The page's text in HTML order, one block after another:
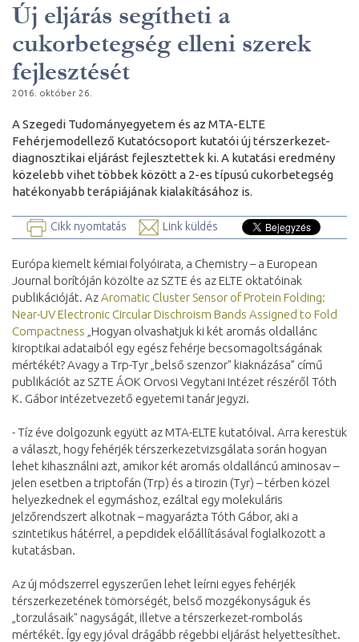
Új eljárás segítheti a
cukorbetegség elleni szerek
fejlesztését
2016. október 26.
A Szegedi Tudományegyetem és az MTA-ELTE
Fehérjemodellező Kutatócsoport kutatói új térszerkezet-
diagnosztikai eljárást fejlesztettek ki. A kutatási eredmény
közelebb vihet többek között a 2-es típusú cukorbetegség
hatékonyabb terápiájának kialakításához is.
Cikk nyomtatás Link küldés
Európa kiemelt kémiai folyóirata, a Chemistry – a European
Journal borítóján közölte az SZTE és az ELTE oktatóinak
publikációját. AzAromatic Cluster Sensor of Protein Folding:
Near-UV Electronic Circular Dischroism Bands Assigned to Fold
Compactness „Hogyan olvashatjuk ki két aromás oldallánc
kiroptikai adataiból egy egész fehérje becsomagoltságának
mértékét? Avagy a Trp-Tyr „belső szenzor" kiaknázása” című
publikációt az SZTE ÁOK Orvosi Vegytani Intézet részéről Tóth
K. Gábor intézetvezető egyetemi tanár jegyzi.
- Tíz éve dolgozunk együtt az MTA-ELTE kutatóival. Arra kerestük
a választ, hogy fehérjék térszerkezetvizsgálata során hogyan
lehet kihasználni azt, amikor két aromás oldalláncú aminosav –
jelen esetben a triptofán (Trp) és a tirozin (Tyr) – térben közel
helyezkednek el egymáshoz, ezáltal egy molekuláris
jelzőrendszert alkotnak – magyarázta Tóth Gábor, aki a
szintetikus hátérrel, a pepdidek előállításával foglalkozott a
kutatásban.
Az új módszerrel egyszerűen lehet leírni egyes fehérjék
térszerkezetének tömörségét, belső mozgékonyságuk és
„torzulásaik" nagyságát, illetve a térszerkezet-rombolás
mértékét. Így egy jóval drágább régebbi eljárást helyettesíthet.